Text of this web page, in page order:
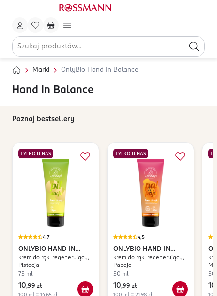
Marki OnlyBio Hand In Balance
Hand In Balance
Poznaj bestsellery
TYLKO U NAS
4,7
ONLYBIO HAND IN
BALANCE
krem do rąk, regenerujący,
Pistacja
75 ml
10,99 zł
100 ml = 14,65 zł
TYLKO U NAS
4,5
ONLYBIO HAND IN
BALANCE
krem do rąk, regenerujący,
Papaja
50 ml
10,99 zł
100 ml = 21,98 zł
50
10